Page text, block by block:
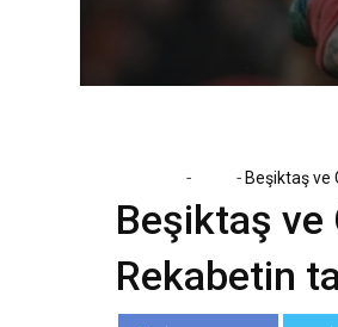
- - Beşiktaş ve
Beşiktaş ve
Rekabetin